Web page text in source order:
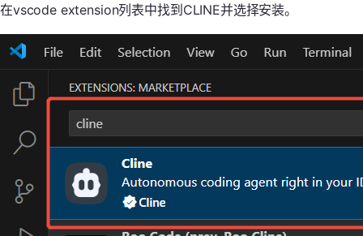
在vscode extension列表中找到CLINE并选择安装。